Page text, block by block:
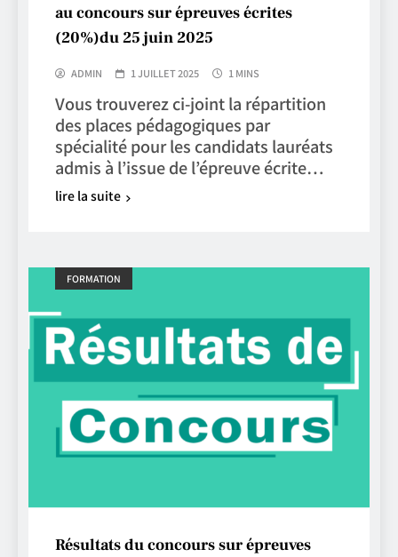
au concours sur épreuves écrites
(20%)du 25 juin 2025
ADMIN 1 JUILLET 2025 1 MINS
Vous trouverez ci-joint la répartition
des places pédagogiques par
spécialité pour les candidats lauréats
admis à l’issue de l’épreuve écrite…
lire la suite
FORMATION
Résultats du concours sur épreuves